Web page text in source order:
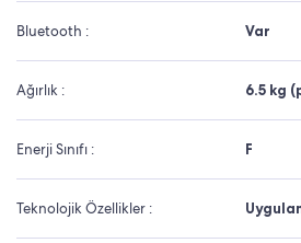
Bluetooth : Var
Ağırlık : 6.5 kg
Enerji Sınıfı : F
Teknolojik Özellikler :